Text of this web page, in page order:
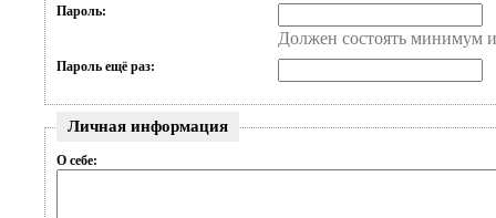
Пароль:
Должен состоять минимум
Пароль ещё раз:
Личная информация
О себе: